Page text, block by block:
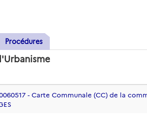
Procédures
- Carte Communale (CC) de la